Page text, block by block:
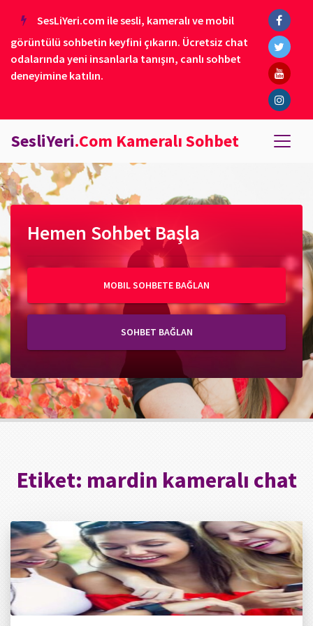
SesLiYeri.com ile sesli, kameralı ve mobil
görüntülü sohbetin keyfini çıkarın. Ücretsiz chat
odalarında yeni insanlarla tanışın, canlı sohbet
deneyimine katılın.
SesliYeri.Com Kameralı Sohbet
Hemen Sohbet Başla
MOBIL SOHBETE BAĞLAN
SOHBET BAĞLAN
Etiket: mardin kameralı chat